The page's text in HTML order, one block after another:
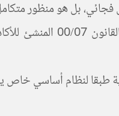
فجائي، بل هو منظور
يتم تأطير
طبقا لنظام أساسي